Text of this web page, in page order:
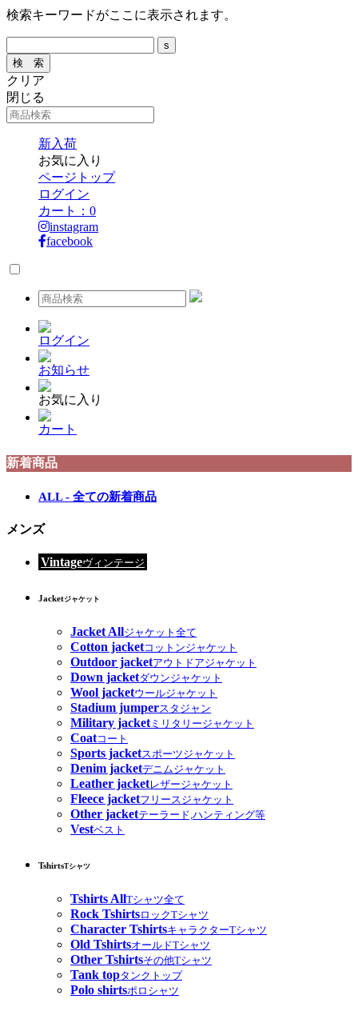
検索キーワードがここに表示されます。
クリア
閉じる
新入荷
お気に入り
ページトップ
ログイン
カート： 0
instagram
facebook
ログイン
お知らせ
お気に入り
カート
新着商品
ALL - 全ての新着商品
メンズ
Vintageヴィンテージ
Jacketジャケット
Jacket Allジャケット全て
Cotton jacketコットンジャケット
Outdoor jacketアウトドアジャケット
Down jacketダウンジャケット
Wool jacketウールジャケット
Stadium jumperスタジャン
Military jacketミリタリージャケット
Coatコート
Sports jacketスポーツジャケット
Denim jacketデニムジャケット
Leather jacketレザージャケット
Fleece jacketフリースジャケット
Other jacketテーラード,ハンティング等
Vestベスト
TshirtsTシャツ
Tshirts AllTシャツ全て
Rock TshirtsロックTシャツ
Character TshirtsキャラクターTシャツ
Old TshirtsオールドTシャツ
Other Tshirtsその他Tシャツ
Tank topタンクトップ
Polo shirtsポロシャツ